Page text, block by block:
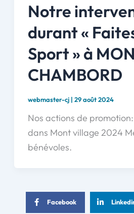
Notre
durant «
Sport » à
CHAMBORD
webmaster-cj | 29 août 2024
Nos actions de
dans Mont village 2024
bénévoles.
Facebook